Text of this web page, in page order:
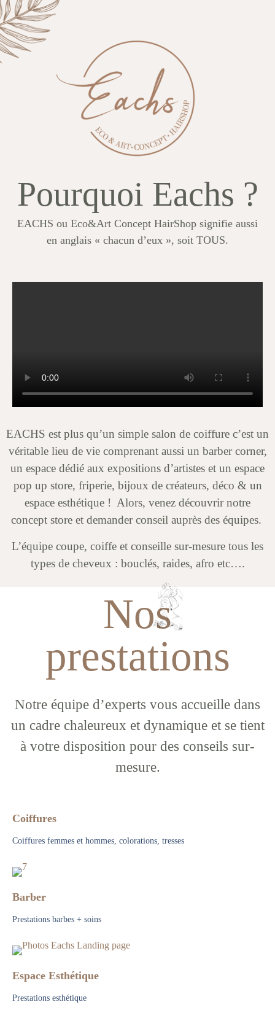
Pourquoi Eachs ?
EACHS ou Eco&Art Concept HairShop signifie aussi
en anglais « chacun d’eux », soit TOUS.
EACHS est plus qu’un simple salon de coiffure c’est un
véritable lieu de vie comprenant aussi un barber corner,
un espace dédié aux expositions d’artistes et un espace
pop up store, friperie, bijoux de créateurs, déco & un
espace esthétique ! Alors, venez découvrir notre
concept store et demander conseil auprès des équipes.
L’équipe coupe, coiffe et conseille sur-mesure tous les
types de cheveux : bouclés, raides, afro etc….
Nos
prestations
Notre équipe d’experts vous accueille dans
un cadre chaleureux et dynamique et se tient
à votre disposition pour des conseils sur-
mesure.
Coiffures
Coiffures femmes et hommes, colorations, tresses
Barber
Prestations barbes + soins
Espace Esthétique
Prestations esthétique